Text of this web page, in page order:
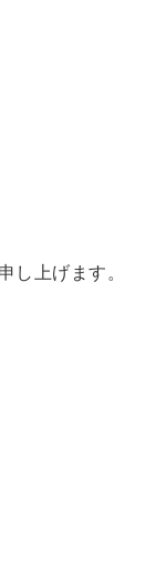
し上げます。